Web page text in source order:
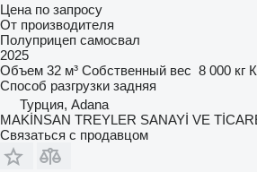
Цена по запросу
От производителя
Полуприцеп самосвал
2025
Объем 32 м³ Собственный вес 8 000 кг
Способ разгрузки задняя
Турция, Adana
MAKİNSAN TREYLER SANAYİ VE
Связаться с продавцом